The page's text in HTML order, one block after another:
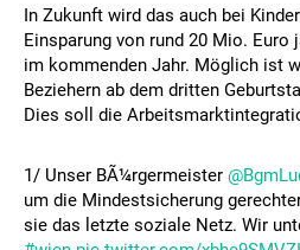
In Zukunft wird das auch bei
Einsparung von rund 20 Mio.
im kommenden Jahr. Möglich ist
Beziehern ab dem dritten
Dies soll die
1/ Unser BÃ¼rgermeister
um die Mindestsicherung
sie das letzte soziale Netz. Wir